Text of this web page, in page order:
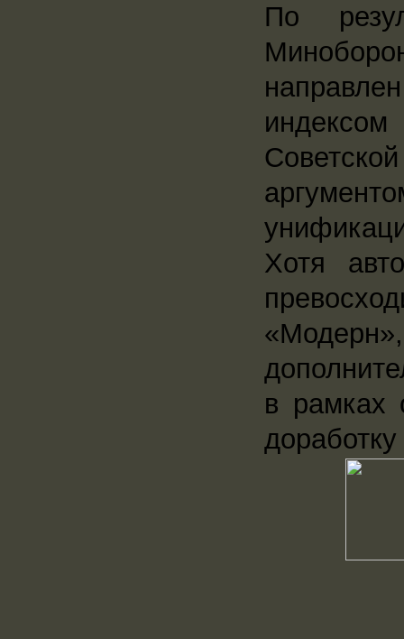
По
Хотя
в рамках